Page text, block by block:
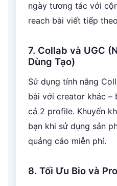
ngày tương tác với
reach bài viết tiếp
7. Collab và UGC
Dùng Tạo)
Sử dụng tính năng
bài với creator khác –
cả 2 profile. Khuyến
bạn khi sử dụng sản
quảng cáo miễn phí.
8. Tối Ưu Bio và